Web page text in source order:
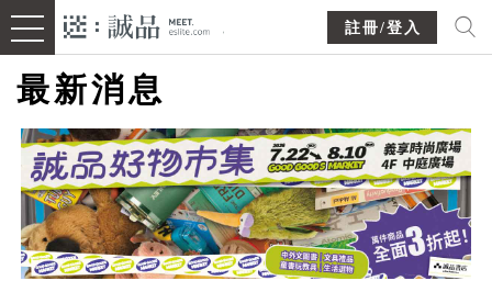
註冊/登入
最新消息